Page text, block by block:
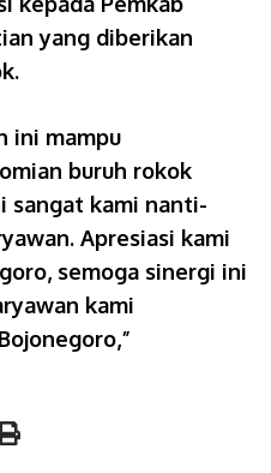
yang diberikan
ini mampu
buruh rokok
sangat kami nanti-
Apresiasi kami
semoga sinergi ini
kami